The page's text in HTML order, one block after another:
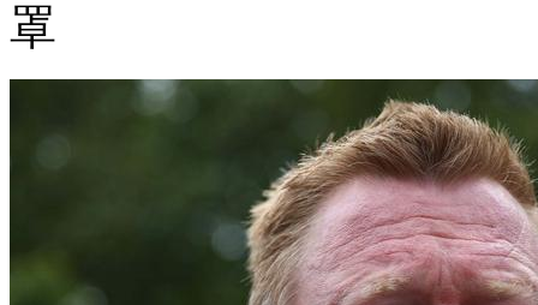
罩